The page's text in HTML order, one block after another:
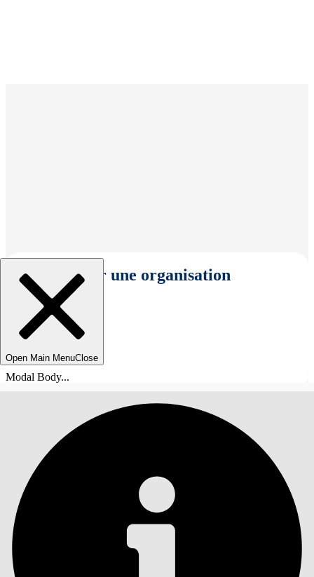
Sélectionner une organisation
Open Main MenuClose
Modal Body...
TABLE DES MATIÈRES